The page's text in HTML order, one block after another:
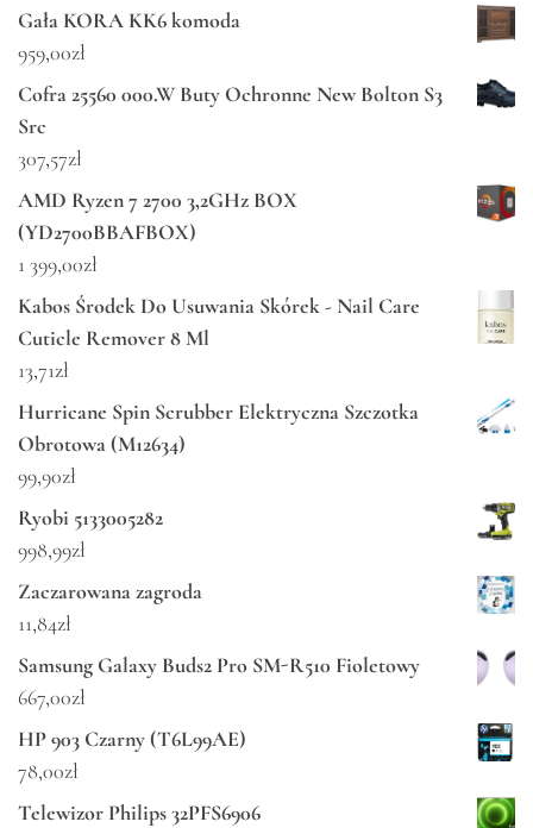
Gała KORA KK6 komoda
959,00zł
Cofra 25560 000.W Buty Ochronne New Bolton S3
Src
307,57zł
AMD Ryzen 7 2700 3,2GHz BOX
(YD2700BBAFBOX)
1 399,00zł
Kabos Środek Do Usuwania Skórek - Nail Care
Cuticle Remover 8 Ml
13,71zł
Hurricane Spin Scrubber Elektryczna Szczotka
Obrotowa (M12634)
99,90zł
Ryobi 5133005282
998,99zł
Zaczarowana zagroda
11,84zł
Samsung Galaxy Buds2 Pro SM-R510 Fioletowy
667,00zł
HP 903 Czarny (T6L99AE)
78,00zł
Telewizor Philips 32PFS6906